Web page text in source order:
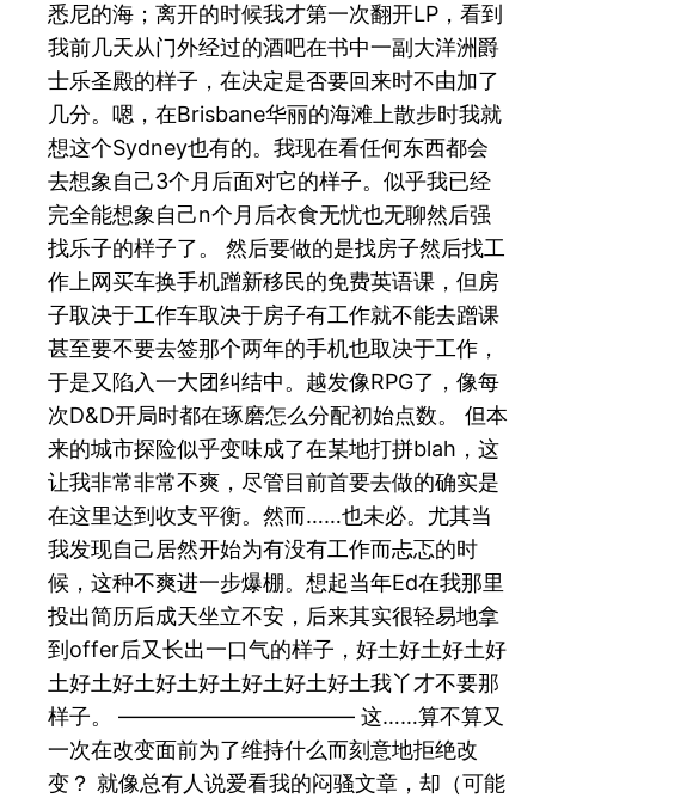
悉尼的海；离开的时候我才第一次翻开LP，看到
我前几天从门外经过的酒吧在书中一副大洋洲爵
士乐圣殿的样子，在决定是否要回来时不由加了
几分。嗯，在Brisbane华丽的海滩上散步时我就
想这个Sydney也有的。我现在看任何东西都会
去想象自己3个月后面对它的样子。似乎我已经
完全能想象自己n个月后衣食无忧也无聊然后强
找乐子的样子了。 然后要做的是找房子然后找工
作上网买车换手机蹭新移民的免费英语课，但房
子取决于工作车取决于房子有工作就不能去蹭课
甚至要不要去签那个两年的手机也取决于工作，
于是又陷入一大团纠结中。越发像RPG了，像每
次D&D开局时都在琢磨怎么分配初始点数。 但本
来的城市探险似乎变味成了在某地打拼blah，这
让我非常非常不爽，尽管目前首要去做的确实是
在这里达到收支平衡。然而……也未必。尤其当
我发现自己居然开始为有没有工作而忐忑的时
候，这种不爽进一步爆棚。想起当年Ed在我那里
投出简历后成天坐立不安，后来其实很轻易地拿
到offer后又长出一口气的样子，好土好土好土好
土好土好土好土好土好土好土好土我丫才不要那
样子。 ——————————— 这……算不算又
一次在改变面前为了维持什么而刻意地拒绝改
变？ 就像总有人说爱看我的闷骚文章，却（可能